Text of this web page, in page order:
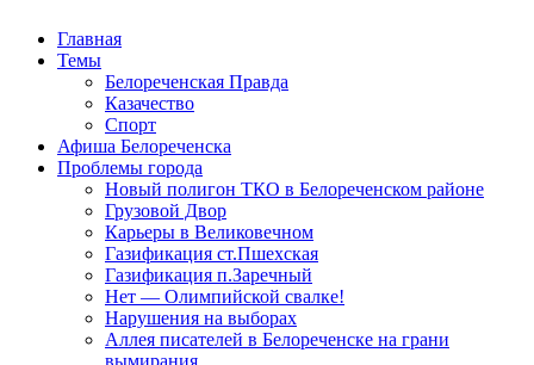
Главная
Темы
Белореченская Правда
Казачество
Спорт
Афиша Белореченска
Проблемы города
Новый полигон ТКО в Белореченском районе
Грузовой Двор
Карьеры в Великовечном
Газификация ст.Пшехская
Газификация п.Заречный
Нет — Олимпийской свалке!
Нарушения на выборах
Аллея писателей в Белореченске на грани
вымирания